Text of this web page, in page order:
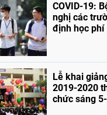
COVID-19:
nghị các
định học phí
Lễ khai
2019-2020
chức sáng